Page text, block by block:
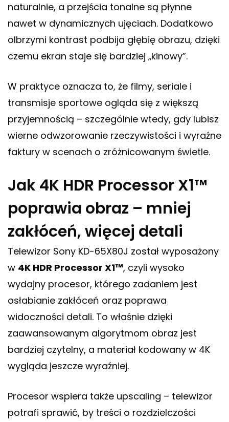
naturalnie, a przejścia tonalne są płynne
nawet w dynamicznych ujęciach. Dodatkowo
olbrzymi kontrast podbija głębię obrazu, dzięki
czemu ekran staje się bardziej „kinowy”.
W praktyce oznacza to, że filmy, seriale i
transmisje sportowe ogląda się z większą
przyjemnością – szczególnie wtedy, gdy lubisz
wierne odwzorowanie rzeczywistości i wyraźne
faktury w scenach o zróżnicowanym świetle.
Jak 4K HDR Processor X1™
poprawia obraz – mniej
zakłóceń, więcej detali
Telewizor Sony KD-65X80J został wyposażony
w 4K HDR Processor X1™, czyli wysoko
wydajny procesor, którego zadaniem jest
osłabianie zakłóceń oraz poprawa
widoczności detali. To właśnie dzięki
zaawansowanym algorytmom obraz jest
bardziej czytelny, a materiał kodowany w 4K
wygląda jeszcze wyraźniej.
Procesor wspiera także upscaling – telewizor
potrafi sprawić, by treści o rozdzielczości